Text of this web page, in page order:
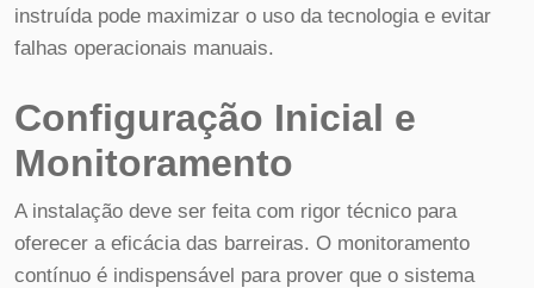
instruída pode maximizar o uso da tecnologia e evitar
falhas operacionais manuais.
Configuração Inicial e
Monitoramento
A instalação deve ser feita com rigor técnico para
oferecer a eficácia das barreiras. O monitoramento
contínuo é indispensável para prover que o sistema